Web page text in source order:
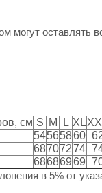
могут оставлять
см S M L XL
54565860
68707274
68686969
в 5% от